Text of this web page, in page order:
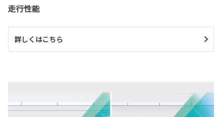
走行性能
詳しくはこちら